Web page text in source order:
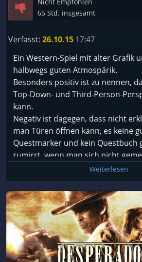
Nicht Empfohlen
65 Std. insgesamt
Verfasst: 26.10.15 17:47
Ein Western-Spiel mit alter Grafik
halbwegs guten Atmospärik.
Besonders positiv ist zu nennen,
Top-Down- und Third-Person-
kann.
Negativ ist dagegen, dass nicht
man Türen öffnen kann, es keine
Questmarker und kein Questbuch
rumirrt, wenn man sich nicht
Mission ist, die immer kurz
Gewöhnungsbedürftig ist
seine Waffe nicht nachladen kann,
bewegt.
Weiterlesen